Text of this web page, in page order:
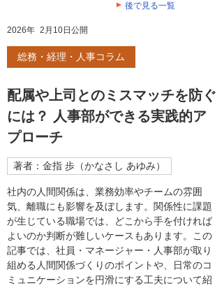
後で見る一覧
2026年 2月10日公開
総務・経理・人事コラム
配属や上司とのミスマッチを防ぐ
には？ 人事部ができる実践的ア
プローチ
著者：金指 歩（かなさし あゆみ）
社内の人間関係は、業務効率やチームの雰囲
気、離職にも影響を及ぼします。関係性に課題
が生じている職場では、どこから手を付ければ
よいのか判断が難しいケースもあります。この
記事では、社員・マネージャー・人事部が取り
組める人間関係づくりのポイントや、日常のコ
ミュニケーションを円滑にする工夫について紹